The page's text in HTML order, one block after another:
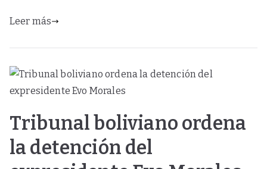
Leer más
Tribunal boliviano ordena
la detención del